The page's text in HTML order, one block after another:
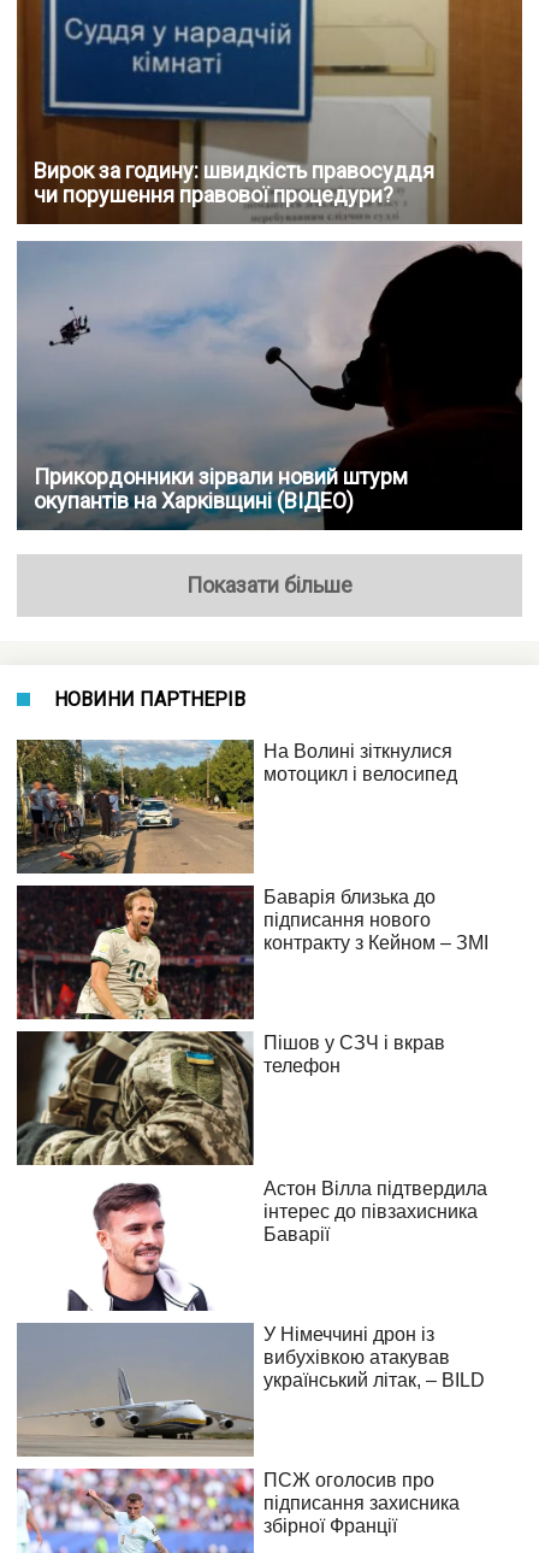
Вирок за годину: швидкість правосуддя
чи порушення правової процедури?
Прикордонники зірвали новий штурм
окупантів на Харківщині (ВІДЕО)
Показати більше
НОВИНИ ПАРТНЕРІВ